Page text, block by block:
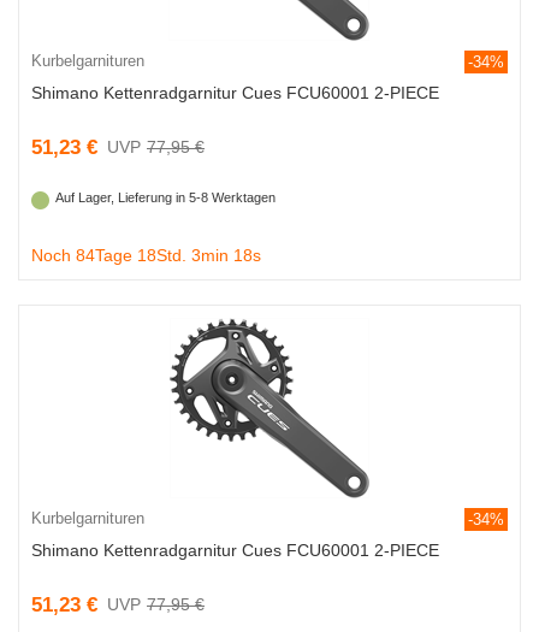
Kurbelgarnituren -34%
Shimano Kettenradgarnitur Cues FCU60001 2-PIECE
51,23 € 77,95 €
Auf Lager, Lieferung in 5-8 Werktagen
Noch 84Tage 18Std. 3min 18s
Kurbelgarnituren -34%
Shimano Kettenradgarnitur Cues FCU60001 2-PIECE
51,23 € 77,95 €